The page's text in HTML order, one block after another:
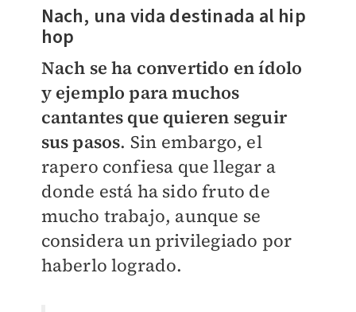
Nach, una vida destinada al hip
hop
Nach se ha convertido en ídolo
y ejemplo para muchos
cantantes que quieren seguir
sus pasos. Sin embargo, el
rapero confiesa que llegar a
donde está ha sido fruto de
mucho trabajo, aunque se
considera un privilegiado por
haberlo logrado.